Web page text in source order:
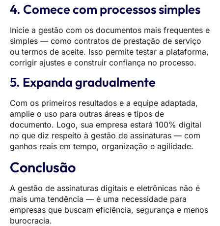
4. Comece com processos simples
Inicie a gestão com os documentos mais frequentes e
simples — como contratos de prestação de serviço
ou termos de aceite. Isso permite testar a plataforma,
corrigir ajustes e construir confiança no processo.
5. Expanda gradualmente
Com os primeiros resultados e a equipe adaptada,
amplie o uso para outras áreas e tipos de
documento. Logo, sua empresa estará 100% digital
no que diz respeito à gestão de assinaturas — com
ganhos reais em tempo, organização e agilidade.
Conclusão
A gestão de assinaturas digitais e eletrônicas não é
mais uma tendência — é uma necessidade para
empresas que buscam eficiência, segurança e menos
burocracia.